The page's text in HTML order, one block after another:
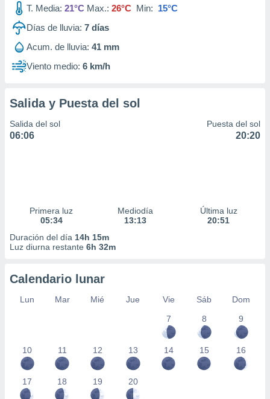
T. Media: 21°C Max.: 26°C Min: 15°C
Días de lluvia: 7 días
Acum. de lluvia: 41 mm
Viento medio: 6 km/h
Salida y Puesta del sol
Salida del sol
06:06
Puesta del sol
20:20
Primera luz
05:34
Mediodía
13:13
Última luz
20:51
Duración del día 14h 15m
Luz diurna restante 6h 32m
Calendario lunar
Lun Mar Mié Jue Vie Sáb
Dom
7
8 9
10 11 12 13 14 15 16
17 18 19 20